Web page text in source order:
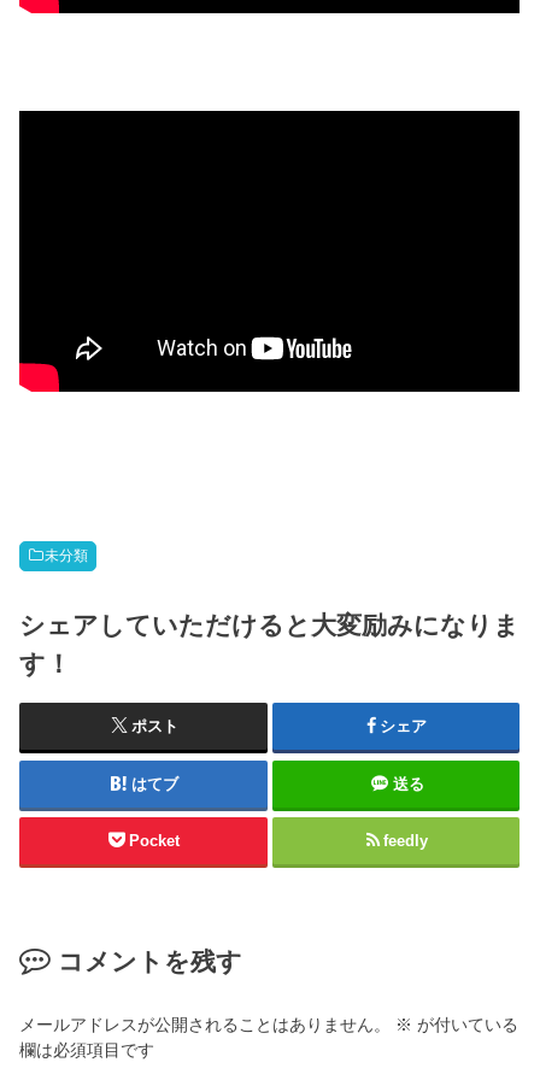
未分類
シェアしていただけると大変励みになりま
す！
ポスト シェア
はてブ 送る
Pocket feedly
コメントを残す
メールアドレスが公開されることはありません。 ※ が付いている
欄は必須項目です